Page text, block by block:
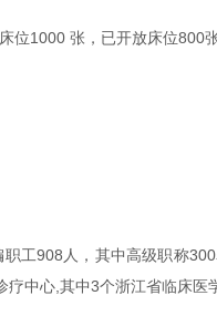
1000 张，已开放床位800
908人，其中高级职称300
中心,其中3个浙江省临床医